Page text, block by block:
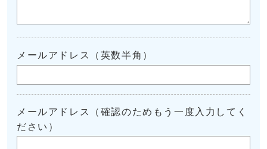
メールアドレス（英数半角）
メールアドレス（確認のためもう一度入力してく
ださい）